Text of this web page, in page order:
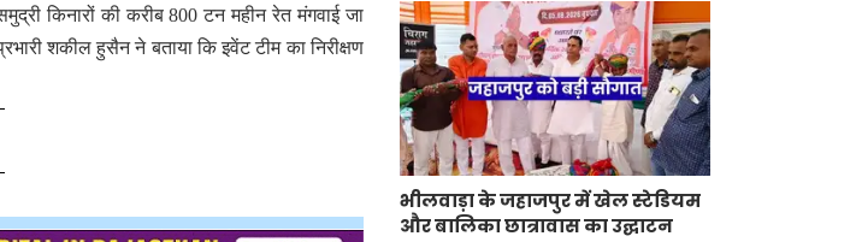
किनारों की करीब 800 टन महीन रेत मंगवाई जा
शकील हुसैन ने बताया कि इवेंट टीम का निरीक्षण
भीलवाड़ा के जहाजपुर में खेल स्टेडियम
और बालिका छात्रावास का उद्घाटन